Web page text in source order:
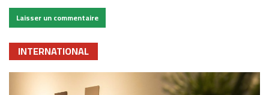
INTERNATIONAL